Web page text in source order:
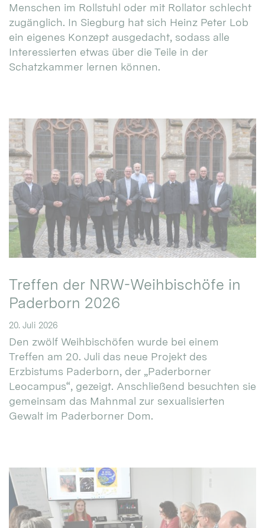
Menschen im Rollstuhl oder mit Rollator schlecht
zugänglich. In Siegburg hat sich Heinz Peter Lob
ein eigenes Konzept ausgedacht, sodass alle
Interessierten etwas über die Teile in der
Schatzkammer lernen können.
Treffen der NRW-Weihbischöfe in
Paderborn 2026
20. Juli 2026
Den zwölf Weihbischöfen wurde bei einem
Treffen am 20. Juli das neue Projekt des
Erzbistums Paderborn, der „Paderborner
Leocampus“, gezeigt. Anschließend besuchten sie
gemeinsam das Mahnmal zur sexualisierten
Gewalt im Paderborner Dom.